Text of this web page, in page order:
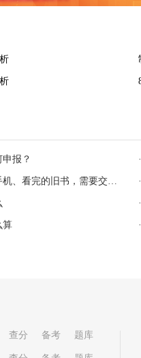
报？ ·
完的旧书，需要交增值税吗？ ·
·
算 ·
查分 备考 题库